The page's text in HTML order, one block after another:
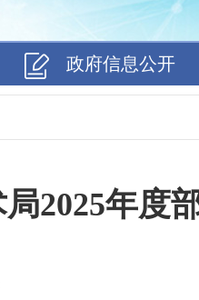
政府信息公开
2025年度